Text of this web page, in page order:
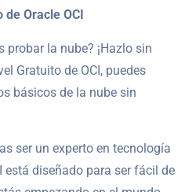
Oracle OCI
probar la nube? ¡Hazlo sin
Gratuito de OCI, puedes
básicos de la nube sin
ser un experto en tecnología
está diseñado para ser fácil de